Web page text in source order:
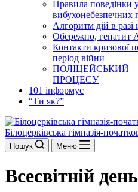
Правила поведінки
вибухонебезпечних
Алгоритм дій в разі
Обережно, гепатит
Контакти кризової
період війни
ПОЛІЦЕЙСЬКИЙ
ПРОЦЕСУ
101 інформує
“Ти як?”
Білоцерківська гімназія-
Пошук Меню
Всесвітній